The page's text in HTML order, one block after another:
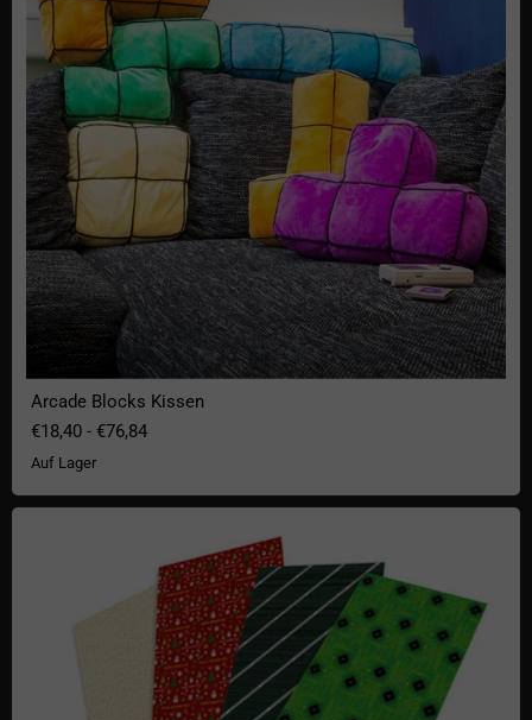
Arcade Blocks Kissen
€18,40 - €76,84
Auf Lager